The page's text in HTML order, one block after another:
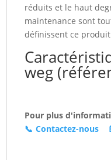
réduits et le haut
maintenance sont
définissent ce
weg
Pour plus
📞 Contactez-nous